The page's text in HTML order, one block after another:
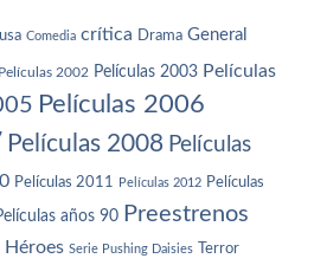
Comedia crítica Drama General
Películas 2002 Películas 2003 Películas
Películas 2006
Películas 2008 Películas
Películas 2011 Películas 2012 Películas
años 90 Preestrenos
Héroes Serie Pushing Daisies Terror